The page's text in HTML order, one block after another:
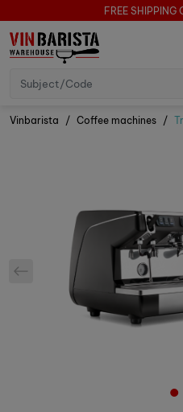
FREE SHIPPING
Vinbarista Coffee machines